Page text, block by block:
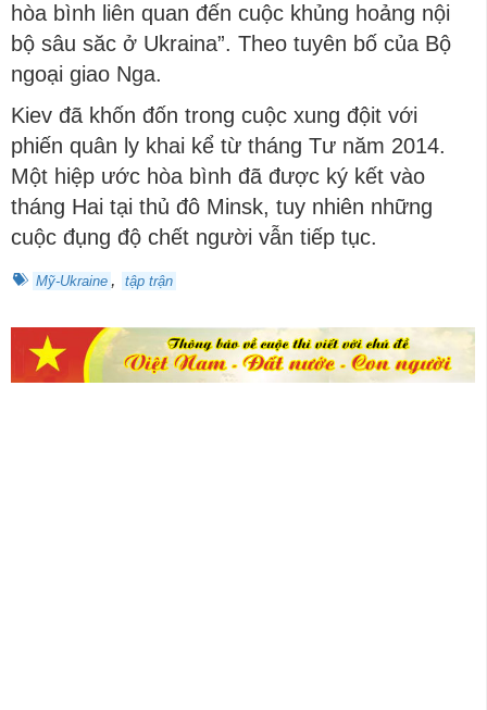
hòa bình liên quan đến cuộc khủng hoảng nội
bộ sâu săc ở Ukraina”. Theo tuyên bố của Bộ
ngoại giao Nga.
Kiev đã khốn đốn trong cuộc xung độit với
phiến quân ly khai kể từ tháng Tư năm 2014.
Một hiệp ước hòa bình đã được ký kết vào
tháng Hai tại thủ đô Minsk, tuy nhiên những
cuộc đụng độ chết người vẫn tiếp tục.
Mỹ-Ukraine , tập trận